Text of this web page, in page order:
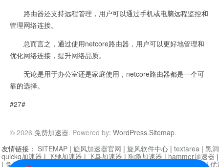
路由器还支持远程管理，用户可以通过手机或电脑远程监控和
管理网络连接。
总而言之，通过使用netcore路由器，用户可以更好地管理和
优化网络连接，提升网络品质。
无论是用于办公室还是家庭使用，netcore路由器都是一个可
靠的选择。
#27#
© 2026 免费加速器. Powered by: WordPress.Sitemap.
友情链接： SITEMAP | 旋风加速器官网 | 旋风软件中心 | textarea | 黑
quickq加速器 | 飞驰加速器 | 飞鸟加速器 | 狗急加速器 | hammer加速器
| 免费vqn加速外网 迷雾通|优